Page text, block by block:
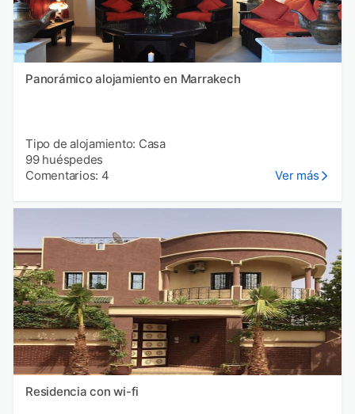
Panorámico alojamiento en Marrakech
Tipo de alojamiento: Casa
99 huéspedes
Comentarios: 4
Ver más
Residencia con wi-fi